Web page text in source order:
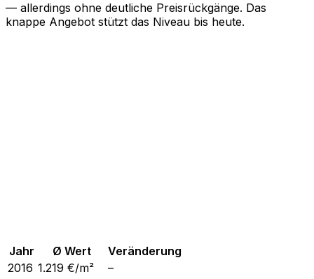
— allerdings ohne deutliche Preisrückgänge. Das
knappe Angebot stützt das Niveau bis heute.
Jahr Ø Wert
Veränderung
2016 1.219 €/m²
–